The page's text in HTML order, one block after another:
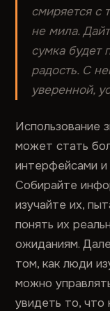
смиряется с
не мила.
сумка будет
радость. С
уверенной,
Использование
может стать
интерфейсами
Собирайте
изучайте их,
понять их
ожиданиям.
том, как люди
можно
увидеть то, что